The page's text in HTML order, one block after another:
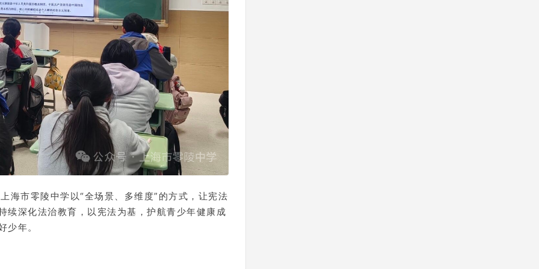
海市零陵中学以“全场景、多维度”的方式，让宪法
续深化法治教育，以宪法为基，护航青少年健康成
少年。